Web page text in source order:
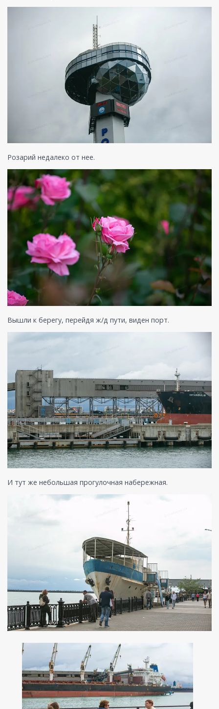
Розарий недалеко от нее.
Вышли к берегу, перейдя ж/д пути, виден порт.
И тут же небольшая прогулочная набережная.